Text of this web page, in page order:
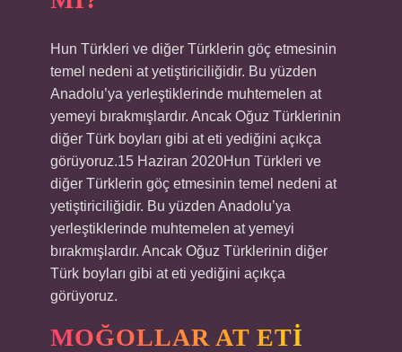
Hun Türkleri ve diğer Türklerin göç etmesinin
temel nedeni at yetiştiriciliğidir. Bu yüzden
Anadolu’ya yerleştiklerinde muhtemelen at
yemeyi bırakmışlardır. Ancak Oğuz Türklerinin
diğer Türk boyları gibi at eti yediğini açıkça
görüyoruz.15 Haziran 2020Hun Türkleri ve
diğer Türklerin göç etmesinin temel nedeni at
yetiştiriciliğidir. Bu yüzden Anadolu’ya
yerleştiklerinde muhtemelen at yemeyi
bırakmışlardır. Ancak Oğuz Türklerinin diğer
Türk boyları gibi at eti yediğini açıkça
görüyoruz.
MOĞOLLAR AT ETI